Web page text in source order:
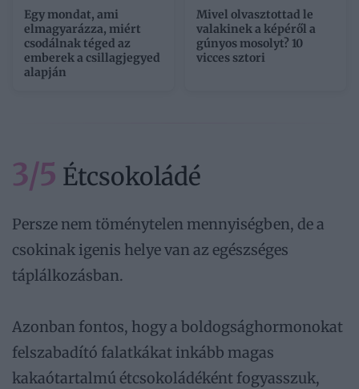
Egy mondat, ami
elmagyarázza, miért
csodálnak téged az
emberek a csillagjegyed
alapján
Mivel olvasztottad le
valakinek a képéről a
gúnyos mosolyt? 10
vicces sztori
3/5 Étcsokoládé
Persze nem töménytelen mennyiségben, de a
csokinak igenis helye van az egészséges
táplálkozásban.
Azonban fontos, hogy a boldogsághormonokat
felszabadító falatkákat inkább magas
kakaótartalmú étcsokoládéként fogyasszuk,